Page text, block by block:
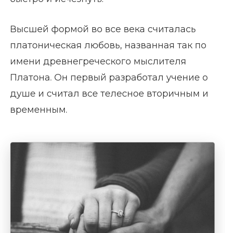
Высшей формой во все века считалась
платоническая любовь, названная так по
имени древнегреческого мыслителя
Платона. Он первый разработал учение о
душе и считал все телесное вторичным и
временным.